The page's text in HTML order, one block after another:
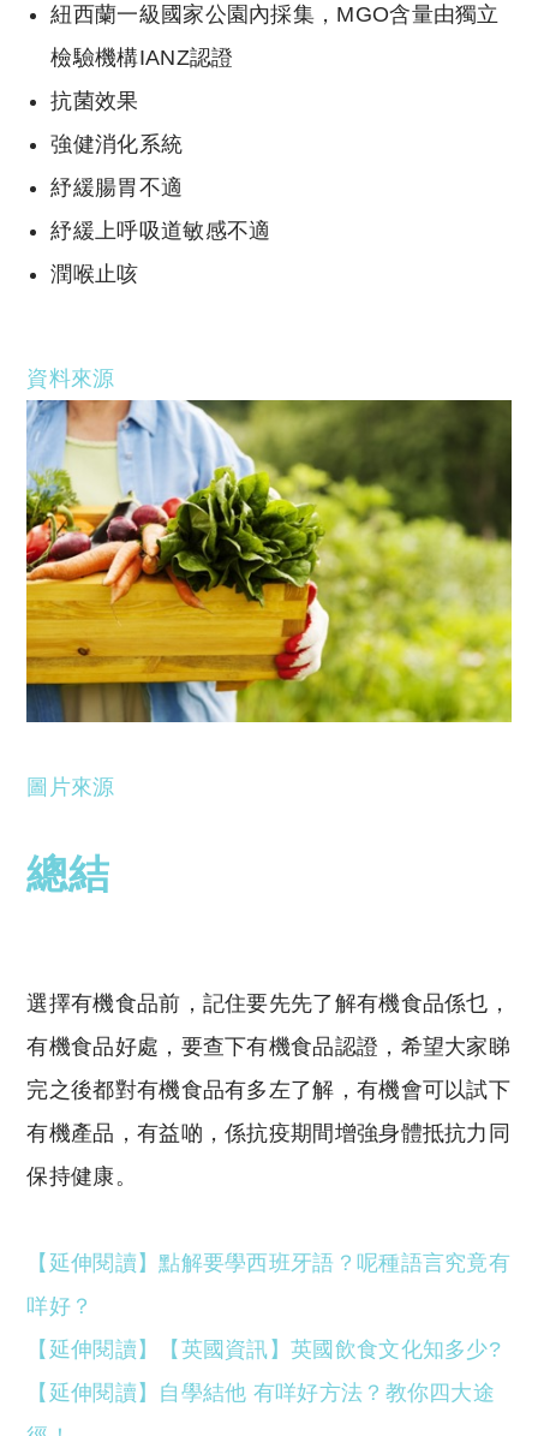
紐西蘭一級國家公園內採集，MGO含量由獨立
檢驗機構IANZ認證
抗菌效果
強健消化系統
紓緩腸胃不適
紓緩上呼吸道敏感不適
潤喉止咳
資料來源
圖片來源
總結
選擇有機食品前，記住要先先了解有機食品係乜，
有機食品好處，要查下有機食品認證，希望大家睇
完之後都對有機食品有多左了解，有機會可以試下
有機產品，有益啲，係抗疫期間增強身體抵抗力同
保持健康。
【延伸閱讀】點解要學西班牙語？呢種語言究竟有
咩好？
【延伸閱讀】【英國資訊】英國飲食文化知多少?
【延伸閱讀】自學結他 有咩好方法？教你四大途